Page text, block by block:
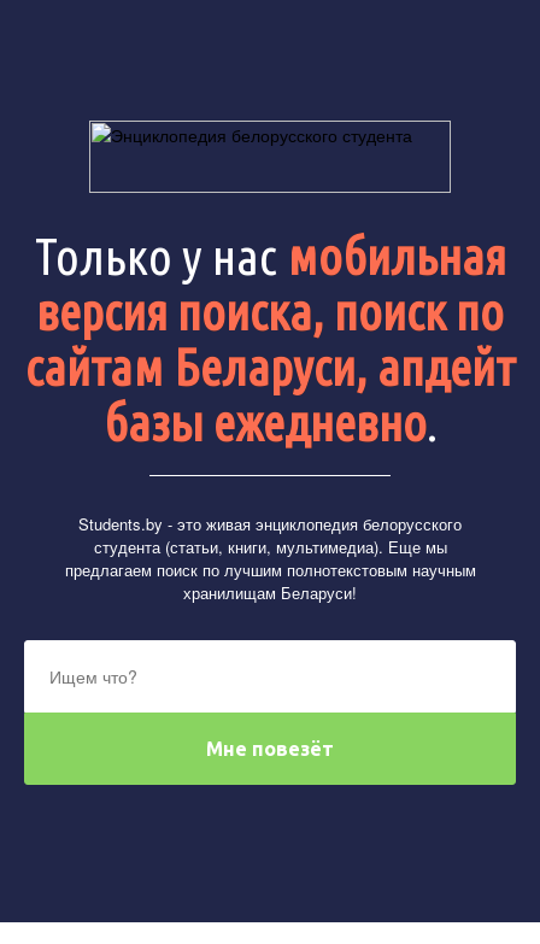
Только у нас мобильная
версия поиска, поиск по
сайтам Беларуси, апдейт
базы ежедневно.
Students.by - это живая энциклопедия белорусского
студента (статьи, книги, мультимедиа). Еще мы
предлагаем поиск по лучшим полнотекстовым научным
хранилищам Беларуси!